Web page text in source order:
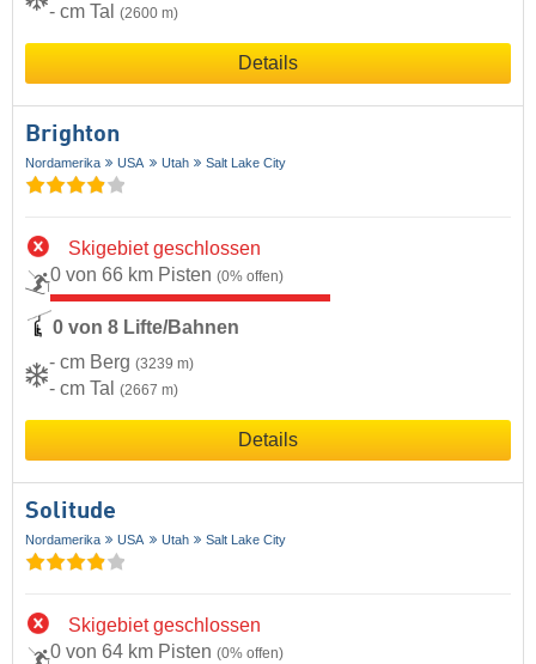
- cm Tal (2600 m)
Details
Brighton
Nordamerika USA Utah Salt Lake City
Skigebiet geschlossen
0 von 66 km Pisten (0% offen)
0 von 8 Lifte/Bahnen
- cm Berg (3239 m)
- cm Tal (2667 m)
Details
Solitude
Nordamerika USA Utah Salt Lake City
Skigebiet geschlossen
0 von 64 km Pisten (0% offen)